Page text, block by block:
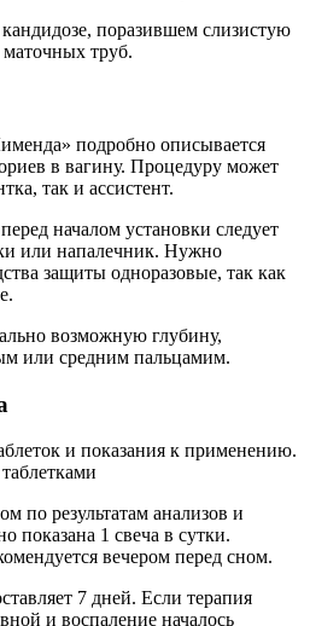
поразившем слизистую
труб.
подробно описывается
в вагину. Процедуру может
так и ассистент.
началом установки следует
или напалечник. Нужно
защиты одноразовые, так как
возможную глубину,
или средним пальцамим.
и показания к применению.
по результатам анализов и
показана 1 свеча в сутки.
вечером перед сном.
7 дней. Если терапия
и воспаление началось